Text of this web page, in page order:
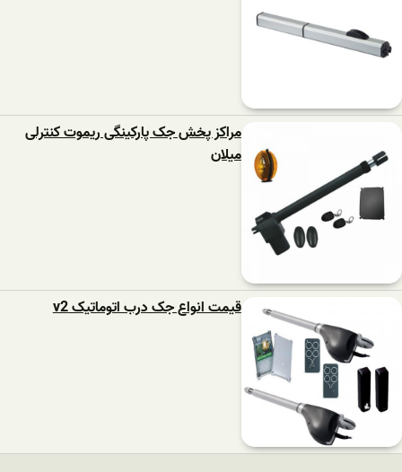
مراکز پخش جک پارکینگی ریموت کنترلی
میلان
قیمت انواع جک درب اتوماتیک v2